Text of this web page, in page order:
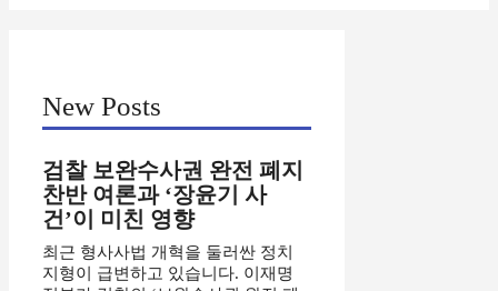
New Posts
검찰 보완수사권 완전 폐지
찬반 여론과 ‘장윤기 사
건’이 미친 영향
최근 형사사법 개혁을 둘러싼 정치
지형이 급변하고 있습니다. 이재명